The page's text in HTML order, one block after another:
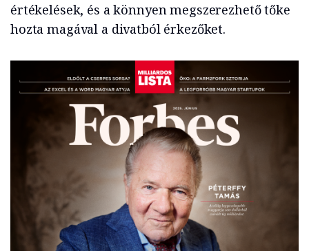
értékelések, és a könnyen megszerezhető tőke
hozta magával a divatból érkezőket.